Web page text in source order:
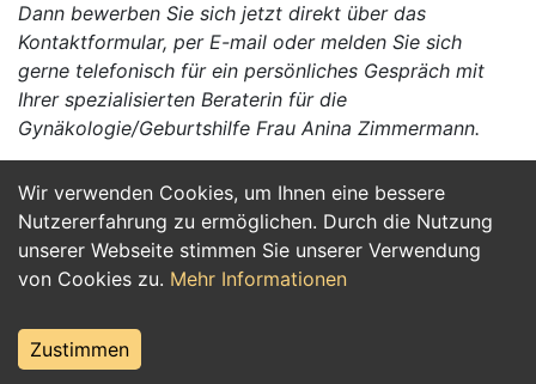
Wir verwenden Cookies, um Ihnen eine bessere
Nutzererfahrung zu ermöglichen. Durch die Nutzung
unserer Webseite stimmen Sie unserer Verwendung
von Cookies zu. Mehr Informationen
Zustimmen
Dann bewerben Sie sich jetzt direkt über das
Kontaktformular, per E-mail oder melden Sie sich
gerne telefonisch für ein persönliches Gespräch mit
Ihrer spezialisierten Beraterin für die
Gynäkologie/Geburtshilfe Frau Anina Zimmermann.
Jetzt Bewerben